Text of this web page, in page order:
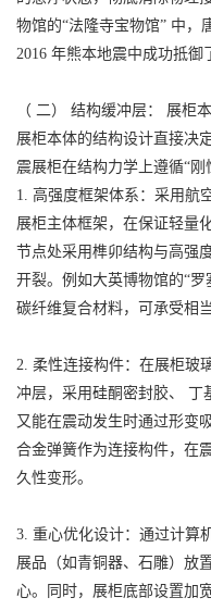
物馆的“法隆寺宝物馆” 中，
2016 年熊本地震中成功抵御
（ 二） 结构缓冲层： 展柜
展柜本体的结构设计直接决
震展柜在结构力学上遵循“刚
1. 高强度框架体系：采用航
展柜主体框架，在保证轻量
节点处采用榫卯结构与高强
开裂。例如大英博物馆的“
碳纤维复合材料，可承受相
2. 柔性连接构件：在展柜玻
冲层，采用硅酮密封胶、 丁
又能在震动发生时通过形变
合金弹簧作为连接构件，在
久性变形。
3. 重心优化设计：通过计算
展品（如青铜器、石雕）放
心。同时，展柜底部设置加